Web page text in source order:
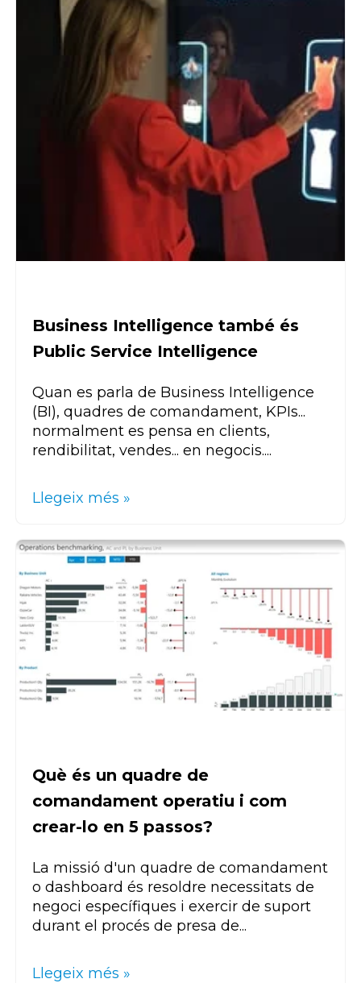
Business Intelligence també és
Public Service Intelligence
Quan es parla de Business Intelligence
(BI), quadres de comandament, KPIs...
normalment es pensa en clients,
rendibilitat, vendes... en negocis....
Llegeix més »
Què és un quadre de
comandament operatiu i com
crear-lo en 5 passos?
La missió d'un quadre de comandament
o dashboard és resoldre necessitats de
negoci específiques i exercir de suport
durant el procés de presa de...
Llegeix més »